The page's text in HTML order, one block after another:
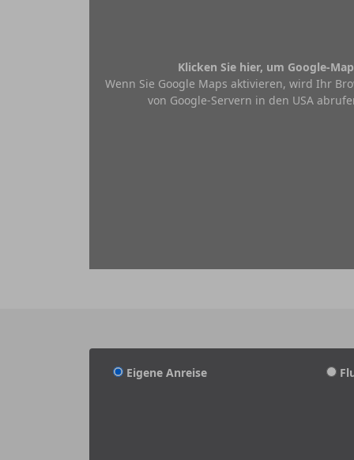
Klicken Sie hier, um Google-
Wenn Sie Google Maps aktivieren, wird Ihr
von Google-Servern in den USA
Eigene Anreise